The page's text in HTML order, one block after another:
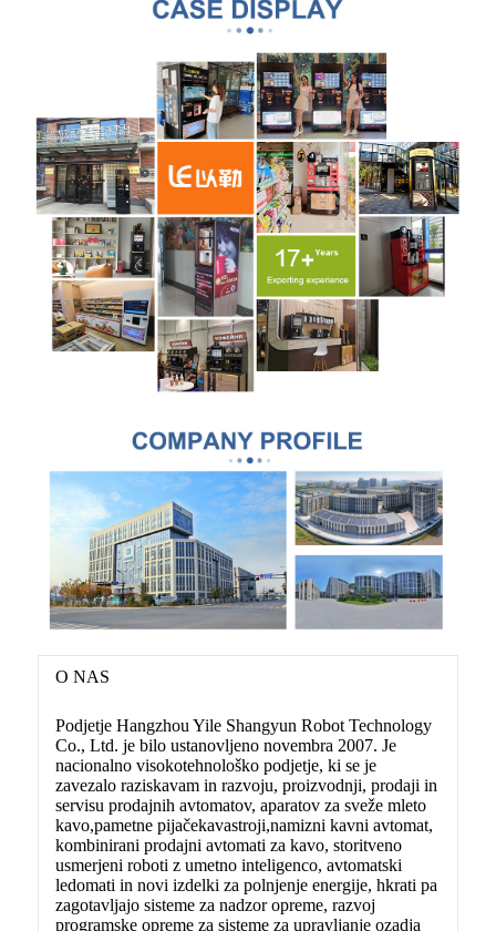
O NAS
Podjetje Hangzhou Yile Shangyun Robot Technology
Co., Ltd. je bilo ustanovljeno novembra 2007. Je
nacionalno visokotehnološko podjetje, ki se je
zavezalo raziskavam in razvoju, proizvodnji, prodaji in
servisu prodajnih avtomatov, aparatov za sveže mleto
kavo,pametne pijačekavastroji,namizni kavni avtomat,
kombinirani prodajni avtomati za kavo, storitveno
usmerjeni roboti z umetno inteligenco, avtomatski
ledomati in novi izdelki za polnjenje energije, hkrati pa
zagotavljajo sisteme za nadzor opreme, razvoj
programske opreme za sisteme za upravljanje ozadja